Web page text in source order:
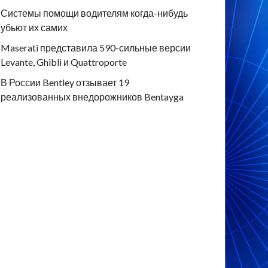
Системы помощи водителям когда-нибудь
убьют их самих
Maserati представила 590-сильные версии
Levante, Ghibli и Quattroporte
В России Bentley отзывает 19
реализованных внедорожников Bentayga